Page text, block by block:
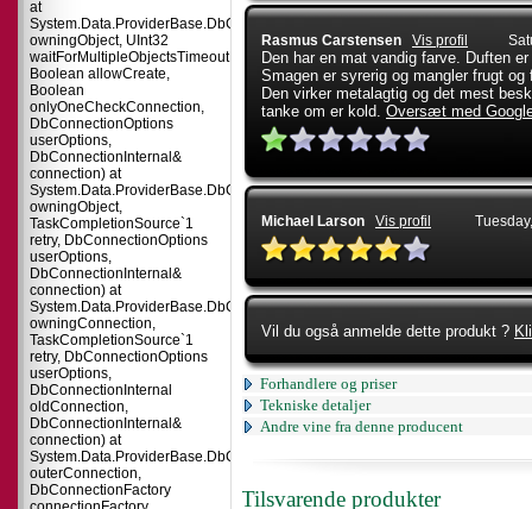
at
owningObject, UInt32
waitForMultipleObjectsTimeout,
Boolean allowCreate,
Boolean
onlyOneCheckConnection,
DbConnectionOptions
userOptions,
DbConnectionInternal&
connection) at
owningObject,
TaskCompletionSource`1
retry, DbConnectionOptions
userOptions,
DbConnectionInternal&
connection) at
owningConnection,
TaskCompletionSource`1
retry, DbConnectionOptions
userOptions,
DbConnectionInternal
oldConnection,
DbConnectionInternal&
connection) at
outerConnection,
DbConnectionFactory
Rasmus Carstensen Vis profil
Den har en mat vandig farve. Duften
Smagen er syrerig og mangler frugt og
Den virker metalagtig og det mest
tanke om er kold. Oversæt med
Michael Larson Vis profil
Vil du også anmelde dette produkt ?
Forhandlere og priser
Tekniske detaljer
Andre vine fra denne producent
Tilsvarende produkter